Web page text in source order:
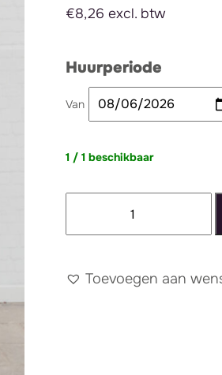
€8,26 excl. btw
Huurperiode
Van
1 / 1 beschikbaar
Toevoegen aan